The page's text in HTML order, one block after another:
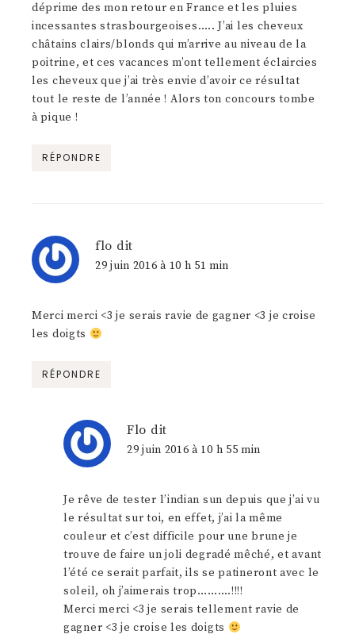
déprime des mon retour en France et les pluies
incessantes strasbourgeoises….. J’ai les cheveux
châtains clairs/blonds qui m’arrive au niveau de la
poitrine, et ces vacances m’ont tellement éclaircies
les cheveux que j’ai très envie d’avoir ce résultat
tout le reste de l’année ! Alors ton concours tombe
à pique !
RÉPONDRE
flo dit
29 juin 2016 à 10 h 51 min
Merci merci <3 je serais ravie de gagner <3 je croise
les doigts
RÉPONDRE
Flo dit
29 juin 2016 à 10 h 55 min
Je rêve de tester l’indian sun depuis que j’ai vu
le résultat sur toi, en effet, j’ai la même
couleur et c’est difficile pour une brune je
trouve de faire un joli degradé mêché, et avant
l’été ce serait parfait, ils se patineront avec le
soleil, oh j’aimerais trop……….!!!!
Merci merci <3 je serais tellement ravie de
gagner <3 je croise les doigts